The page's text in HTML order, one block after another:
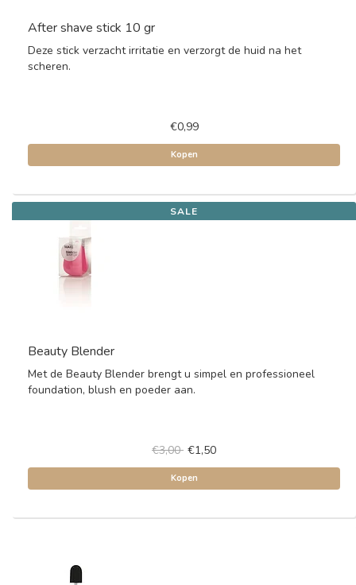
After shave stick 10 gr
Deze stick verzacht irritatie en verzorgt de huid na het
scheren.
€0,99
Kopen
SALE
Beauty Blender
Met de Beauty Blender brengt u simpel en professioneel
foundation, blush en poeder aan.
€3,00 €1,50
Kopen